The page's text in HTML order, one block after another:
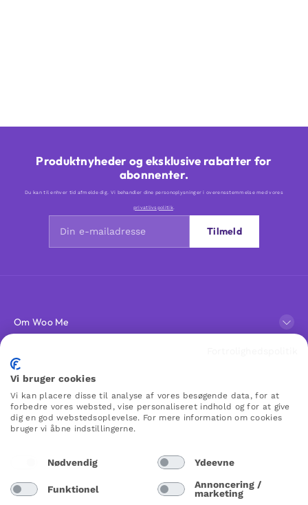
Produktnyheder og eksklusive rabatter for
abonnenter.
Du kan til enhver tid afmelde dig. Vi behandler dine personoplysninger i overensstemmelse med vores
privatlivspolitik.
Tilmeld
Om Woo Me
Kundeservice
Favoritter
WOO ME
Vi bruger cookies
Vi kan placere disse til analyse af vores besøgende data, for at
forbedre vores websted, vise personaliseret indhold og for at give
dig en god webstedsoplevelse. For mere information om cookies
bruger vi åbne indstillingerne.
Nødvendig Ydeevne
Funktionel
Annoncering /
marketing